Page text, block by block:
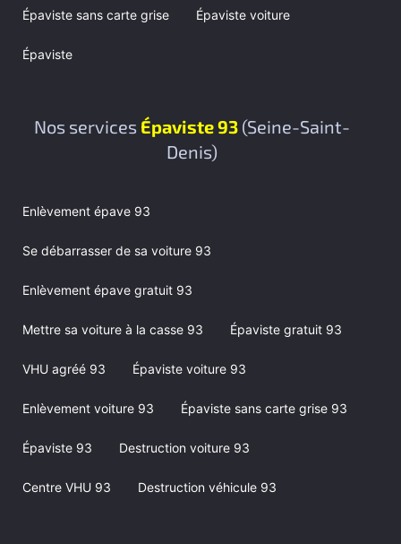
Épaviste sans carte grise Épaviste voiture
Épaviste
Nos services Épaviste 93 (Seine-Saint-
Denis)
Enlèvement épave 93
Se débarrasser de sa voiture 93
Enlèvement épave gratuit 93
Mettre sa voiture à la casse 93 Épaviste gratuit 93
VHU agréé 93 Épaviste voiture 93
Enlèvement voiture 93 Épaviste sans carte grise 93
Épaviste 93 Destruction voiture 93
Centre VHU 93 Destruction véhicule 93